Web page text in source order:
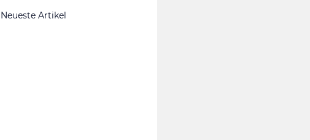
Neueste Artikel